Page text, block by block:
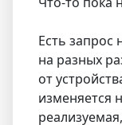
Есть запрос
на разных
от
изменяется